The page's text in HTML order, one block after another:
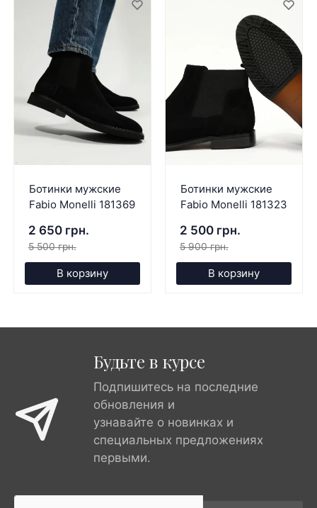
Ботинки мужские
Fabio Monelli 181369
2 650 грн.
5 500 грн.
В корзину
Ботинки мужские
Fabio Monelli 181323
2 500 грн.
5 900 грн.
В корзину
Будьте в курсе
Подпишитесь на последние
обновления и
узнавайте о новинках и
специальных предложениях
первыми.